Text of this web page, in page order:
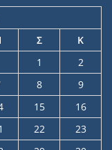
Σ
Κ
1
2
8
9
15
16
22
23